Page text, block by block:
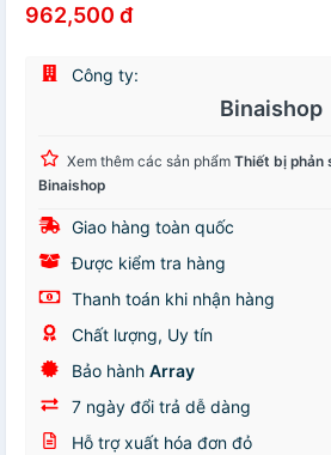
962,500 đ
Công ty:
Binaishop
Xem thêm các sản phẩm Thiết bị phản
Binaishop
Giao hàng toàn quốc
Được kiểm tra hàng
Thanh toán khi nhận hàng
Chất lượng, Uy tín
Bảo hành Array
7 ngày đổi trả dễ dàng
Hỗ trợ xuất hóa đơn đỏ